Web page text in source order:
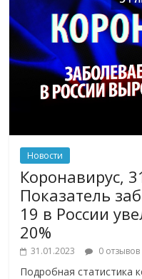
Новости
Коронавирус,
Показатель
19 в России
20%
31.01.2023 0 отзывов
Подробная статистика